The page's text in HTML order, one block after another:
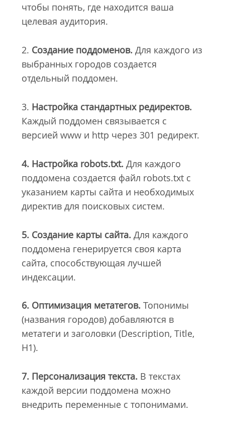
чтобы понять, где находится ваша
целевая аудитория.
2. Создание поддоменов.Для каждого из
выбранных городов создается
отдельный поддомен.
3. Настройка стандартных редиректов.
Каждый поддомен связывается с
версией www и http через 301 редирект.
4. Настройка robots.txt.Для каждого
поддомена создается файл robots.txt с
указанием карты сайта и необходимых
директив для поисковых систем.
5. Создание карты сайта.Для каждого
поддомена генерируется своя карта
сайта, способствующая лучшей
индексации.
6. Оптимизация метатегов.Топонимы
(названия городов) добавляются в
метатеги и заголовки (Description, Title,
H1).
7. Персонализация текста.В текстах
каждой версии поддомена можно
внедрить переменные с топонимами.